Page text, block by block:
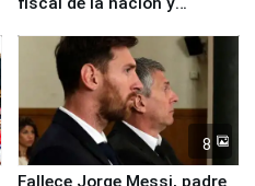
8
Fallece Jorge Messi, padre